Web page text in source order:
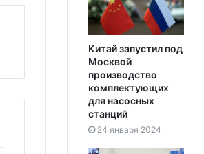
Китай запустил под
Москвой
производство
комплектующих
для насосных
станций
24 января 2024